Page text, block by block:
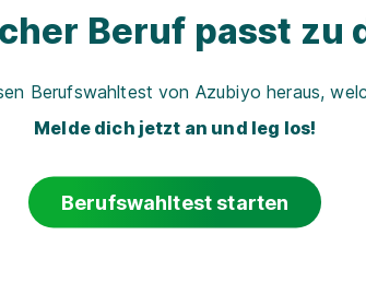
Beruf passt zu
Berufswahltest von Azubiyo heraus,
Melde dich jetzt an und leg los!
Berufswahltest starten